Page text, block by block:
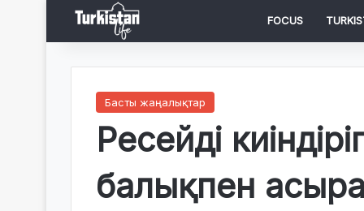
FOCUS
Басты жаңалықтар
Ресейді
балықпен